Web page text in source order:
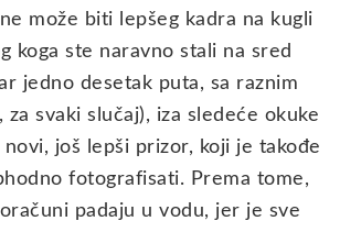
može biti lepšeg kadra na kugli
koga ste naravno stali na sred
jedno desetak puta, sa raznim
za svaki slučaj), iza sledeće okuke
još lepši prizor, koji je takođe
fotografisati. Prema tome,
padaju u vodu, jer je sve